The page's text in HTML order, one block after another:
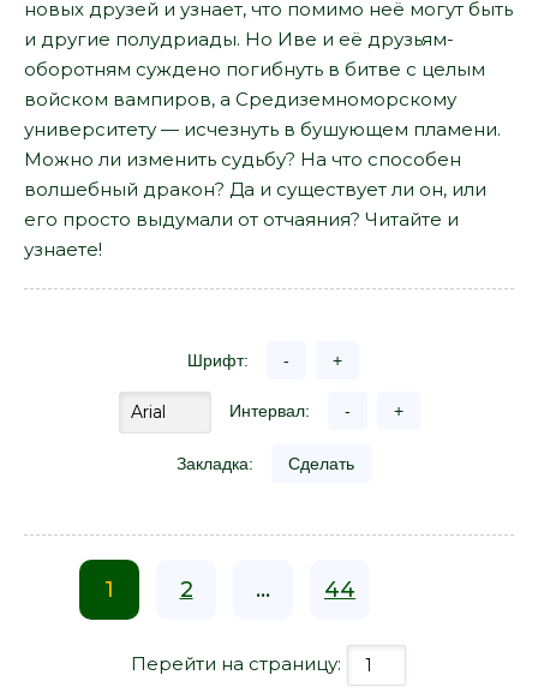
новых друзей и узнает, что помимо неё могут быть
и другие полудриады. Но Иве и её друзьям-
оборотням суждено погибнуть в битве с целым
войском вампиров, а Средиземноморскому
университету — исчезнуть в бушующем пламени.
Можно ли изменить судьбу? На что способен
волшебный дракон? Да и существует ли он, или
его просто выдумали от отчаяния? Читайте и
узнаете!
Шрифт: - +
Интервал: - +
Закладка: Сделать
1 2 ... 44
Перейти на страницу: